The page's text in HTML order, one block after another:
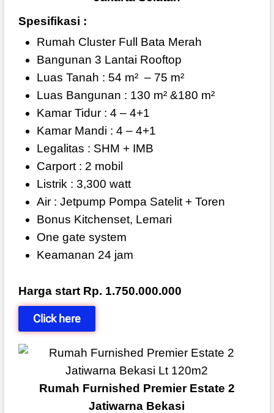
Spesifikasi :
Rumah Cluster Full Bata Merah
Bangunan 3 Lantai Rooftop
Luas Tanah : 54 m² – 75 m²
Luas Bangunan : 130 m² &180 m²
Kamar Tidur : 4 – 4+1
Kamar Mandi : 4 – 4+1
Legalitas : SHM + IMB
Carport : 2 mobil
Listrik : 3,300 watt
Air : Jetpump Pompa Satelit + Toren
Bonus Kitchenset, Lemari
One gate system
Keamanan 24 jam
Harga start Rp. 1.750.000.000
Click here
Rumah Furnished Premier Estate 2
Jatiwarna Bekasi